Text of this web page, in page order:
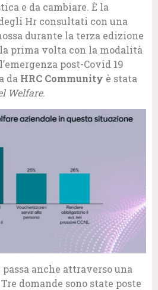
e da cambiare. È la
Hr consultati con una
durante la terza edizione
la prima volta con la modalità
post-Covid 19
da HRC Community è stata
Welfare.
anche attraverso una
domande sono state poste